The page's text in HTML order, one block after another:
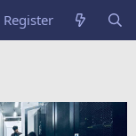
Register